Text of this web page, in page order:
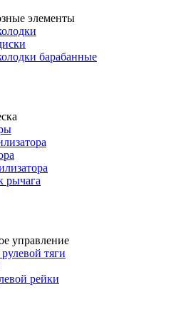
элементы
барабанные
рычага
управление
тяги
рейки